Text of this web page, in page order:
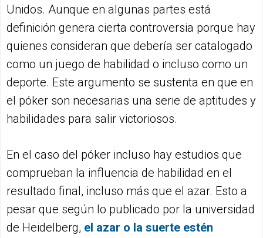
Unidos. Aunque en algunas partes está
definición genera cierta controversia porque hay
quienes consideran que debería ser catalogado
como un juego de habilidad o incluso como un
deporte. Este argumento se sustenta en que en
el póker son necesarias una serie de aptitudes y
habilidades para salir victoriosos.
En el caso del póker incluso hay estudios que
comprueban la influencia de habilidad en el
resultado final, incluso más que el azar. Esto a
pesar que según lo publicado por la universidad
de Heidelberg, el azar o la suerte estén